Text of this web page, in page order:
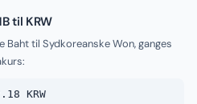
til KRW
til Sydkoreanske Won, ganges
KRW